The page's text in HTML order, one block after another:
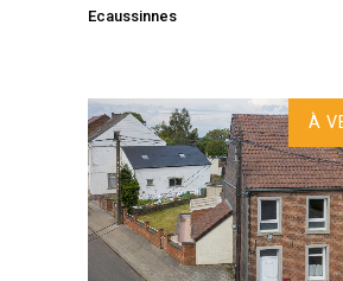
Ecaussinnes
À